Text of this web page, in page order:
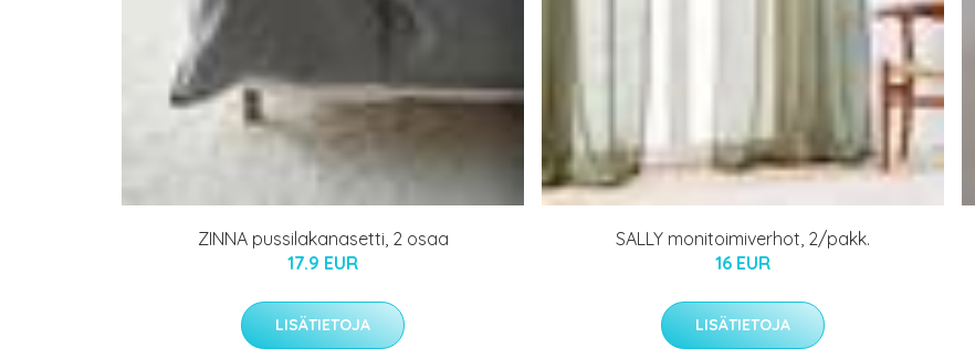
ZINNA pussilakanasetti, 2 osaa
17.9 EUR
LISÄTIETOJA
SALLY monitoimiverhot, 2/pakk.
16 EUR
LISÄTIETOJA